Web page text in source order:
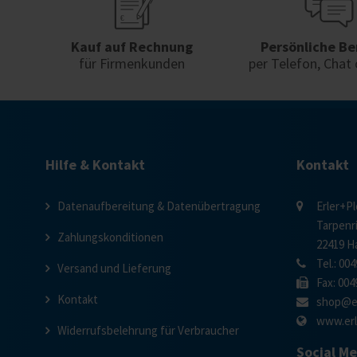
Kauf auf Rechnung
für Firmenkunden
Persönliche
per Telefon, Chat
Hilfe & Kontakt
Datenaufbereitung & Datenübertragung
Zahlungskonditionen
Versand und Lieferung
Kontakt
Widerrufsbelehrung für Verbraucher
Kontakt
22419
Tel.:
Fax:
Social